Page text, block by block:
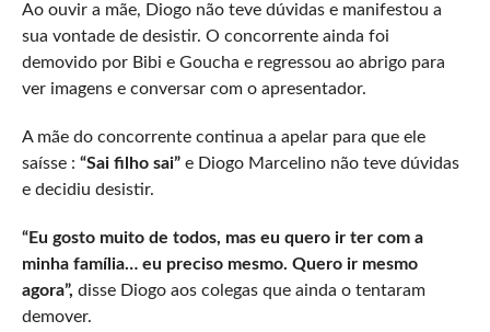
Ao ouvir a mãe, Diogo não teve dúvidas e manifestou a
sua vontade de desistir. O concorrente ainda foi
demovido por Bibi e Goucha e regressou ao abrigo para
ver imagens e conversar com o apresentador.
A mãe do concorrente continua a apelar para que ele
saísse : “Sai filho sai”e Diogo Marcelino não teve dúvidas
e decidiu desistir.
“Eu gosto muito de todos, mas eu quero ir ter com a
minha família… eu preciso mesmo. Quero ir mesmo
agora”, disse Diogo aos colegas que ainda o tentaram
demover.